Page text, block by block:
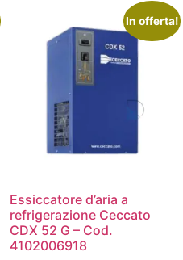
In offerta!
Essiccatore d’aria a
refrigerazione Ceccato
CDX 52 G – Cod.
4102006918